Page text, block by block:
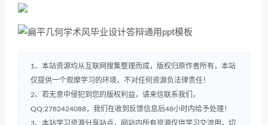
1、本站资源均从互联网搜集整理而成，版权归原作者所有，本站
仅提供一个观摩学习的环境，不对任何资源负法律责任！
2、若无意中侵犯到您的版权利益，请来信联系我们，
QQ:2782424088，我们在收到反馈信息后48小时内给予处理！
3、本站学习资源分享站点，网站内所有资源仅供学习交流用，切